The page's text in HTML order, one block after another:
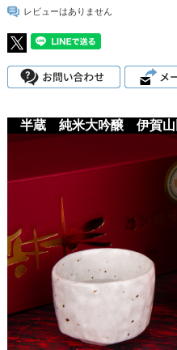
レビューはありません
半蔵 純米大吟醸 伊賀